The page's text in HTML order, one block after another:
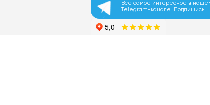
Все самое интересное в
Telegram-канале. Подпишись!